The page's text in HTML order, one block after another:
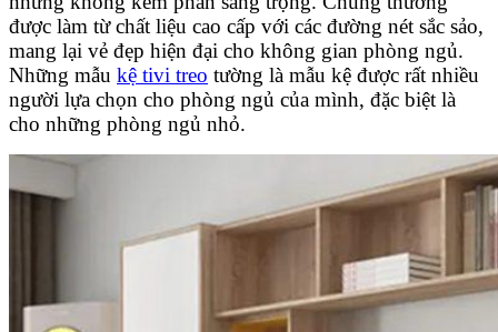
được làm từ chất liệu cao cấp với các đường nét sắc sảo,
mang lại vẻ đẹp hiện đại cho không gian phòng ngủ.
Những mẫu kệ tivi treo tường là mẫu kệ được rất nhiều
người lựa chọn cho phòng ngủ của mình, đặc biệt là
cho những phòng ngủ nhỏ.